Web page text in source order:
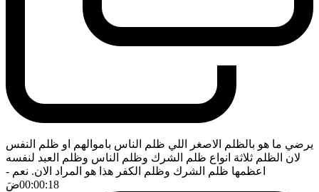
يرضي ما هو بالظلم الاصغر اللي ظلم الناس باموالهم او ظلم النفس
لان الظلم ثلاثة انواع ظلم الشرك وظلم الناس وظلم العبد لنفسه
اعظمها ظلم الشرك وظلم الكفر هذا هو المراد الان. نعم -
00:00:18ضَ